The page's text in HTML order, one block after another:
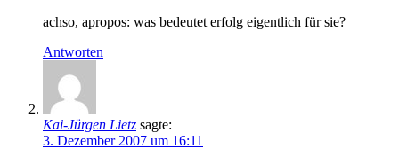
achso, apropos: was bedeutet erfolg eigentlich für sie?
Antworten
Kai-Jürgen Lietz sagte:
3. Dezember 2007 um 16:11